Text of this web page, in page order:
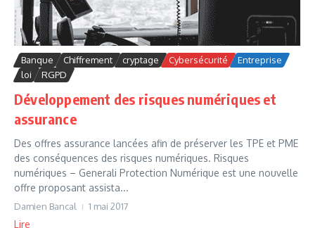
Banque Chiffrement cryptage Cybersécurité
Entreprise
loi
RGPD
Développement des risques numériques et
assurance
Des offres assurance lancées afin de préserver les TPE et PME
des conséquences des risques numériques. Risques
numériques – Generali Protection Numérique est une nouvelle
offre proposant assista...
Damien Bancal 1 mai 2017
Lire